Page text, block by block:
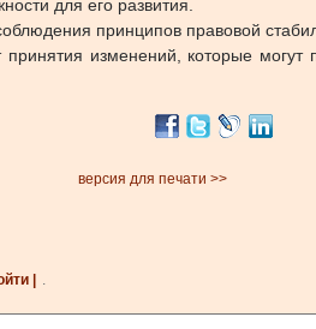
для его развития.
принципов правовой
изменений, которые могут
версия для печати >>
|
.